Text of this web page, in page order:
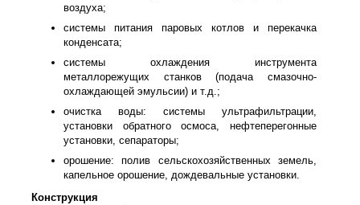
воздуха;
системы питания паровых котлов и перекачка
конденсата;
системы охлаждения инструмента
металлорежущих станков (подача смазочно-
охлаждающей эмульсии) и т.д.;
очистка воды: системы ультрафильтрации,
установки обратного осмоса, нефтеперегонные
установки, сепараторы;
орошение: полив сельскохозяйственных земель,
капельное орошение, дождевальные установки.
Конструкция